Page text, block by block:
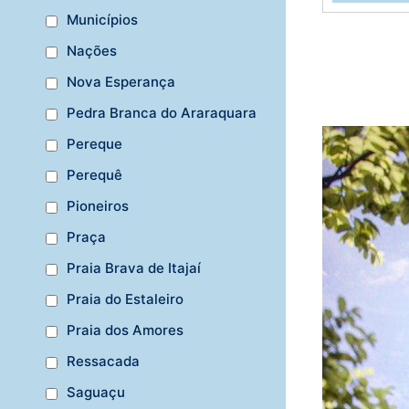
Municípios
Nações
Nova Esperança
Pedra Branca do Araraquara
Pereque
Perequê
Pioneiros
Praça
Praia Brava de Itajaí
Praia do Estaleiro
Praia dos Amores
Ressacada
Saguaçu